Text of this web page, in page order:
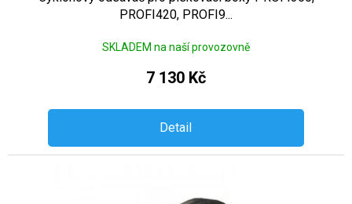
PROFI420, PROFI9...
SKLADEM na naší provozovně
7 130 Kč
Detail